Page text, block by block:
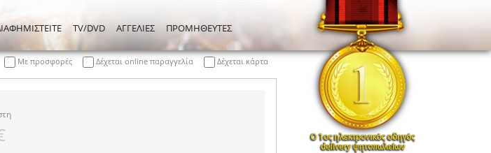
TV/DVD ΑΓΓΕΛΙΕΣ ΠΡΟΜΗΘΕΥΤΕΣ
Με προσφορές Δέχεται online παραγγελία Δέχεται κάρτα